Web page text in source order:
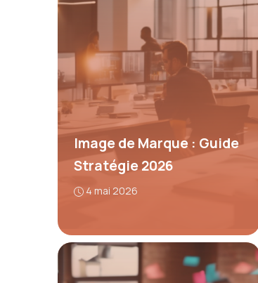
Image de Marque : Guide
Stratégie 2026
4 mai 2026